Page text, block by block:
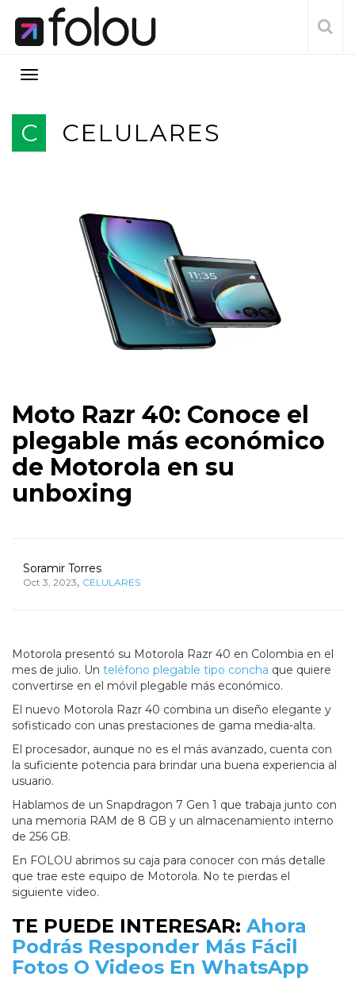
C CELULARES
Moto Razr 40: Conoce el
plegable más económico
de Motorola en su
unboxing
Soramir Torres
Oct 3, 2023, CELULARES
Motorola presentó su Motorola Razr 40 en Colombia en el
mes de julio. Un teléfono plegable tipo concha que quiere
convertirse en el móvil plegable más económico.
El nuevo Motorola Razr 40 combina un diseño elegante y
sofisticado con unas prestaciones de gama media-alta.
El procesador, aunque no es el más avanzado, cuenta con
la suficiente potencia para brindar una buena experiencia al
usuario.
Hablamos de un Snapdragon 7 Gen 1 que trabaja junto con
una memoria RAM de 8 GB y un almacenamiento interno
de 256 GB.
En FOLOU abrimos su caja para conocer con más detalle
que trae este equipo de Motorola. No te pierdas el
siguiente video.
TE PUEDE INTERESAR: Ahora
Podrás Responder Más Fácil
Fotos O Videos En WhatsApp